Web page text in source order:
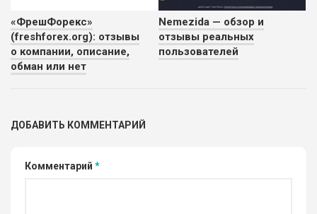
«ФрешФорекс»
(freshforex.org): отзывы
о компании, описание,
обман или нет
Nemezida — обзор и
отзывы реальных
пользователей
ДОБАВИТЬ КОММЕНТАРИЙ
Комментарий *